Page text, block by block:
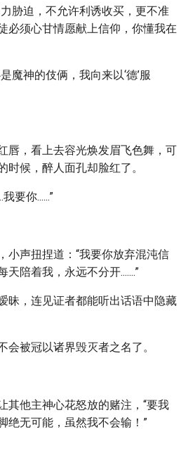
胁迫，不允许利诱收买，更不准
必须心甘情愿献上信仰，你懂我在
魔神的伎俩，我向来以‘德’服
唇，看上去容光焕发眉飞色舞，可
时候，醉人面孔却脸红了。
要你......”
小声扭捏道：“我要你放弃混沌信
陪着我，永远不分开.......”
昧，连见证者都能听出话语中隐藏
会被冠以诸界毁灭者之名了。
其他主神心花怒放的赌注，“要我
绝无可能，虽然我不会输！”